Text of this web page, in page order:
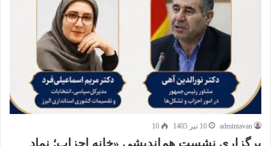
admintavan 10 تیر 1405 10
برگزاری نشست هم‌اندیشی «خانه احزاب؛ نماد